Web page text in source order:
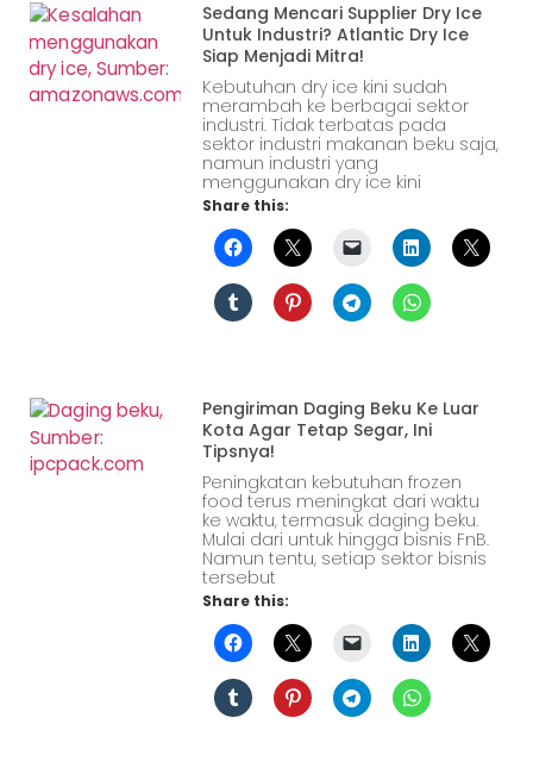
Sedang Mencari Supplier Dry Ice
Untuk Industri? Atlantic Dry Ice
Siap Menjadi Mitra!
Kebutuhan dry ice kini sudah
merambah ke berbagai sektor
industri. Tidak terbatas pada
sektor industri makanan beku saja,
namun industri yang
menggunakan dry ice kini
Share this:
Pengiriman Daging Beku Ke Luar
Kota Agar Tetap Segar, Ini
Tipsnya!
Peningkatan kebutuhan frozen
food terus meningkat dari waktu
ke waktu, termasuk daging beku.
Mulai dari untuk hingga bisnis FnB.
Namun tentu, setiap sektor bisnis
tersebut
Share this: